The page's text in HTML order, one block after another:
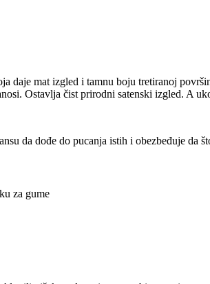
daje mat izgled i tamnu boju tretiranoj
Ostavlja čist prirodni satenski izgled. A
da dođe do pucanja istih i obezbeđuje da
za gume